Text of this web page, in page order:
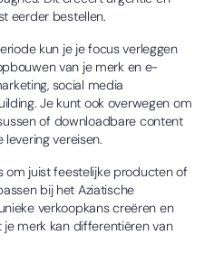
eerder bestellen.
kun je je focus verleggen
van je merk en e-
social media
Je kunt ook overwegen om
of downloadbare content
vereisen.
om juist feestelijke producten of
bij het Aziatische
verkoopkans creëren en
merk kan differentiëren van